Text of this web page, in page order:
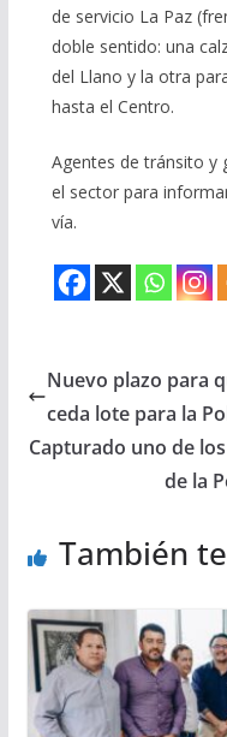
de servicio La Paz
doble sentido: una
del Llano y la otra
hasta el Centro.
Agentes de tránsito y
el sector para
vía.
Nuevo plazo para
ceda lote para la
Capturado uno de
de la
También